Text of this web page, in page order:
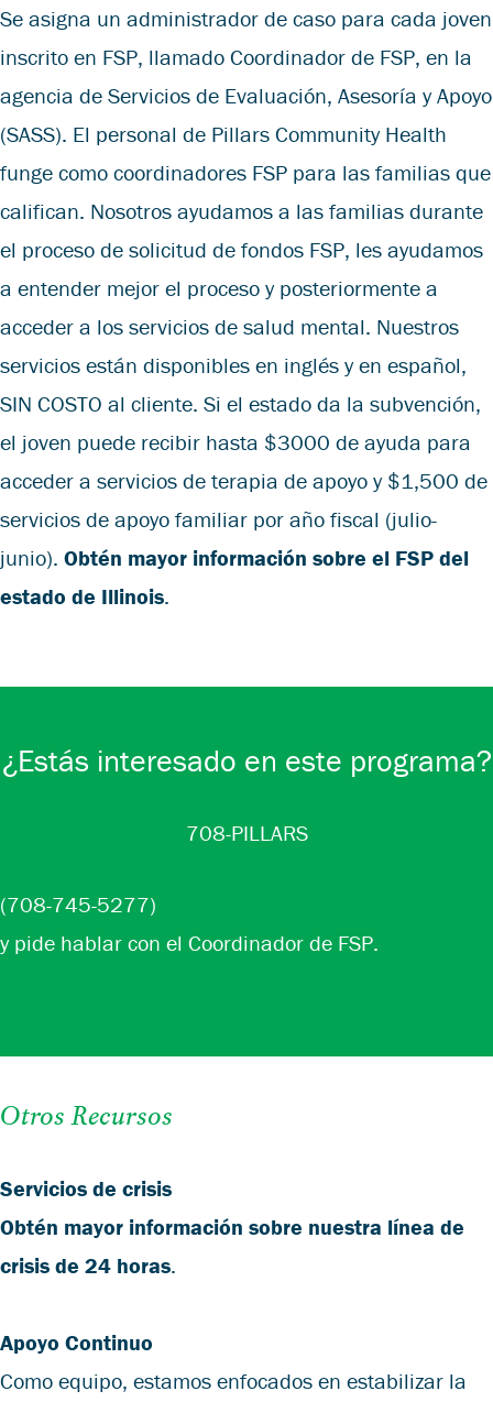
Se asigna un administrador de caso para cada joven
inscrito en FSP, llamado Coordinador de FSP, en la
agencia de Servicios de Evaluación, Asesoría y Apoyo
(SASS). El personal de Pillars Community Health
funge como coordinadores FSP para las familias que
califican. Nosotros ayudamos a las familias durante
el proceso de solicitud de fondos FSP, les ayudamos
a entender mejor el proceso y posteriormente a
acceder a los servicios de salud mental. Nuestros
servicios están disponibles en inglés y en español,
SIN COSTO al cliente. Si el estado da la subvención,
el joven puede recibir hasta $3000 de ayuda para
acceder a servicios de terapia de apoyo y $1,500 de
servicios de apoyo familiar por año fiscal (julio-
junio). Obtén mayor información sobre el FSP del
estado de Illinois.
¿Estás interesado en este programa?
708-PILLARS
(708-745-5277)
y pide hablar con el Coordinador de FSP.
Otros Recursos
Servicios de crisis
Obtén mayor información sobre nuestra línea de
crisis de 24 horas.
Apoyo Continuo
Como equipo, estamos enfocados en estabilizar la